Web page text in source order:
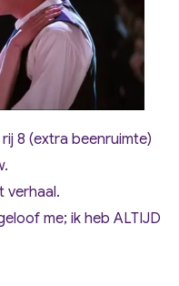
8 (extra beenruimte)
verhaal.
me; ik heb ALTIJD